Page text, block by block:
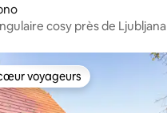
cosy près de Ljubljana
voyageurs
voyageurs